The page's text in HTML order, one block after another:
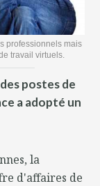
professionnels mais
travail virtuels.
postes de
a adopté un
la
d'affaires de